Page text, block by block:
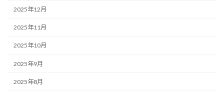
2025年12月
2025年11月
2025年10月
2025年9月
2025年8月